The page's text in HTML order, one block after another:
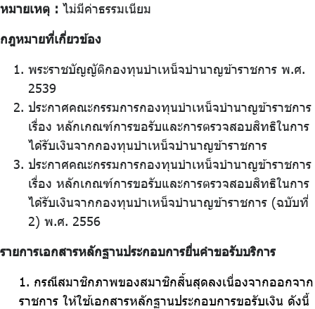
หมายเหตุ : ไม่มีค่าธรรมเนียม
กฎหมายที่เกี่ยวข้อง
พระราชบัญญัติกองทุนบำเหน็จบำนาญข้าราชการ พ.ศ.
2539
ประกาศคณะกรรมการกองทุนบำเหน็จบำนาญข้าราชการ
เรื่อง หลักเกณฑ์การขอรับและการตรวจสอบสิทธิในการ
ได้รับเงินจากกองทุนบำเหน็จบำนาญข้าราชการ
ประกาศคณะกรรมการกองทุนบำเหน็จบำนาญข้าราชการ
เรื่อง หลักเกณฑ์การขอรับและการตรวจสอบสิทธิในการ
ได้รับเงินจากกองทุนบำเหน็จบำนาญข้าราชการ (ฉบับที่
2) พ.ศ. 2556
รายการเอกสารหลักฐานประกอบการยื่นคำขอรับบริการ
กรณีสมาชิกภาพของสมาชิกสิ้นสุดลงเนื่องจากออกจาก
ราชการ ให้ใช้เอกสารหลักฐานประกอบการขอรับเงิน ดังนี้